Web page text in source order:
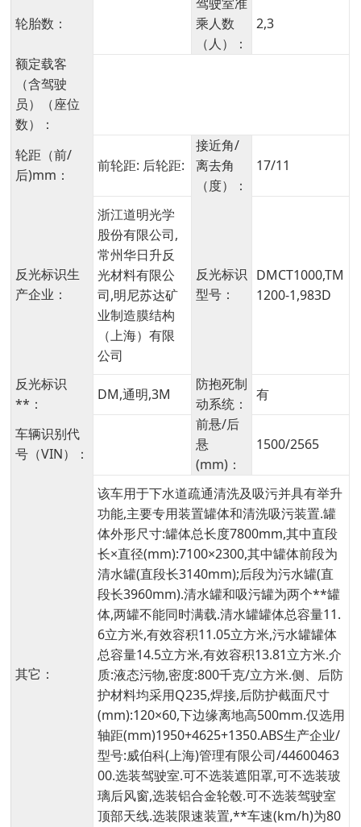
轮胎数：
乘人数
（人）：
2,3
额定载客
（含驾驶
员）（座位
数）：
轮距（前/
后)mm：
前轮距: 后轮距:
接近角/
离去角
（度）：
17/11
反光标识生
产企业：
浙江道明光学
股份有限公司,
常州华日升反
光材料有限公
司,明尼苏达矿
业制造膜结构
（上海）有限
公司
反光标识
型号：
DMCT1000,TM
1200-1,983D
反光标识
**：
DM,通明,3M
防抱死制
动系统：
有
车辆识别代
号（VIN）：
前悬/后
悬
(mm)：
1500/2565
其它：
该车用于下水道疏通清洗及吸污并具有举升
功能,主要专用装置罐体和清洗吸污装置.罐
体外形尺寸:罐体总长度7800mm,其中直段
长×直径(mm):7100×2300,其中罐体前段为
清水罐(直段长3140mm);后段为污水罐(直
段长3960mm).清水罐和吸污罐为两个**罐
体,两罐不能同时满载.清水罐罐体总容量11.
6立方米,有效容积11.05立方米,污水罐罐体
总容量14.5立方米,有效容积13.81立方米.介
质:液态污物,密度:800千克/立方米.侧、后防
护材料均采用Q235,焊接,后防护截面尺寸
(mm):120×60,下边缘离地高500mm.仅选用
轴距(mm)1950+4625+1350.ABS生产企业/
型号:威伯科(上海)管理有限公司/44600463
00.选装驾驶室.可不选装遮阳罩,可不选装玻
璃后风窗,选装铝合金轮毂.可不选装驾驶室
顶部天线.选装限速装置,**车速(km/h)为80